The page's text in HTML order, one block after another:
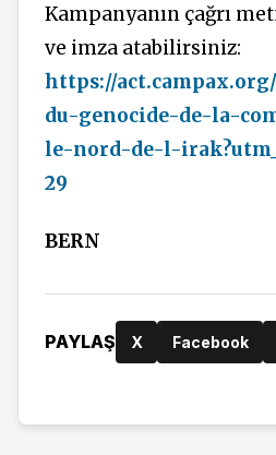
Kampanyanın çağrı
ve imza atabilirsiniz:
https://
du-genocide-de-la-
le-nord-de-l-
29
BERN
PAYLAŞ X Facebook